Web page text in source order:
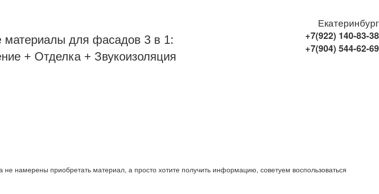
материалы для фасадов 3 в 1:
+ Отделка + Звукоизоляция
Екатеринбург
+7(922) 140-83-38
+7(904) 544-62-69
приобретать материал, а просто хотите получить информацию, советуем воспользоваться